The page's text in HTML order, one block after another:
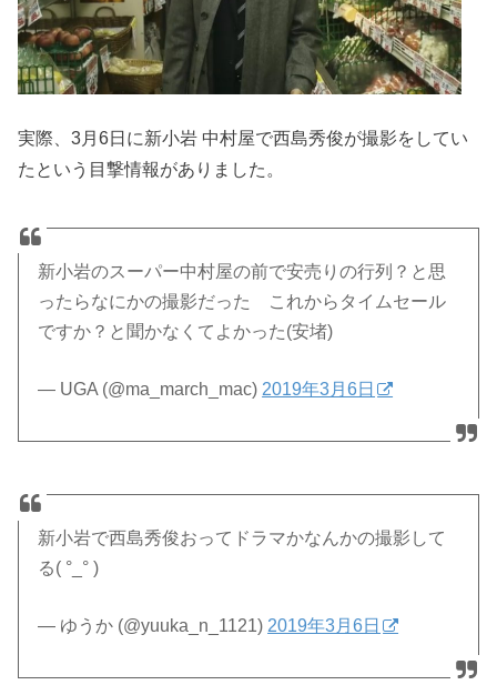
実際、3月6日に新小岩 中村屋で西島秀俊が撮影をしてい
たという目撃情報がありました。
新小岩のスーパー中村屋の前で安売りの行列？と思
ったらなにかの撮影だった これからタイムセール
ですか？と聞かなくてよかった(安堵)
— UGA (@ma_march_mac) 2019年3月6日
新小岩で西島秀俊おってドラマかなんかの撮影して
る( °_° )
— ゆうか (@yuuka_n_1121) 2019年3月6日